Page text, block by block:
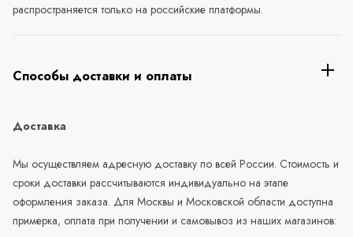
распространяется только на российские платформы.
Способы доставки и оплаты
Доставка
Мы осуществляем адресную доставку по всей России. Стоимость и
сроки доставки рассчитываются индивидуально на этапе
оформления заказа. Для Москвы и Московской области доступна
примерка, оплата при получении и самовывоз из наших магазинов: